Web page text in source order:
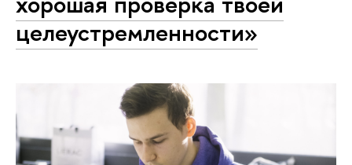
целеустремленности»